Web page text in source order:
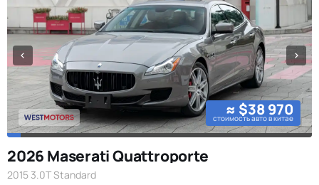
≈ $38 970
стоимость авто в китае
2026 Maserati Quattroporte
2015 3.0T Standard